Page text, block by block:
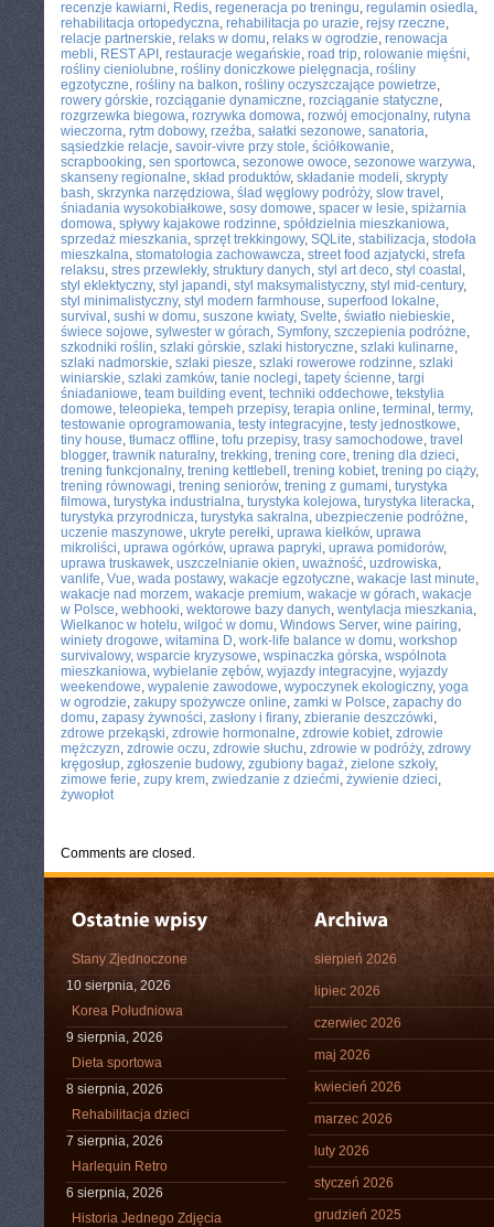
recenzje kawiarni, Redis, regeneracja po treningu, regulamin osiedla,
rehabilitacja ortopedyczna, rehabilitacja po urazie, rejsy rzeczne,
relacje partnerskie, relaks w domu, relaks w ogrodzie, renowacja
mebli, REST API , restauracje wegańskie, road trip, rolowanie mięśni,
rośliny cieniolubne, rośliny doniczkowe pielęgnacja, rośliny
egzotyczne, rośliny na balkon, rośliny oczyszczające powietrze,
rowery górskie, rozciąganie dynamiczne, rozciąganie statyczne,
rozgrzewka biegowa, rozrywka domowa, rozwój emocjonalny, rutyna
wieczorna, rytm dobowy, rzeźba, sałatki sezonowe, sanatoria,
sąsiedzkie relacje, savoir-vivre przy stole, ściółkowanie,
scrapbooking, sen sportowca, sezonowe owoce, sezonowe warzywa,
skanseny regionalne, skład produktów, składanie modeli, skrypty
bash, skrzynka narzędziowa, ślad węglowy podróży, slow travel ,
śniadania wysokobiałkowe, sosy domowe, spacer w lesie, spiżarnia
domowa, spływy kajakowe rodzinne, spółdzielnia mieszkaniowa,
sprzedaż mieszkania, sprzęt trekkingowy, SQLite, stabilizacja, stodoła
mieszkalna, stomatologia zachowawcza, street food azjatycki, strefa
relaksu, stres przewlekły, struktury danych, styl art deco, styl coastal ,
styl eklektyczny, styl japandi, styl maksymalistyczny, styl mid-century,
styl minimalistyczny, styl modern farmhouse, superfood lokalne,
survival , sushi w domu, suszone kwiaty, Svelte, światło niebieskie,
świece sojowe, sylwester w górach, Symfony, szczepienia podróżne,
szkodniki roślin, szlaki górskie, szlaki historyczne, szlaki kulinarne,
szlaki nadmorskie, szlaki piesze, szlaki rowerowe rodzinne, szlaki
winiarskie, szlaki zamków, tanie noclegi, tapety ścienne, targi
śniadaniowe, team building event, techniki oddechowe, tekstylia
domowe, teleopieka, tempeh przepisy, terapia online, terminal , termy,
testowanie oprogramowania, testy integracyjne, testy jednostkowe,
tiny house, tłumacz offline, tofu przepisy, trasy samochodowe, travel
blogger, trawnik naturalny, trekking, trening core, trening dla dzieci,
trening funkcjonalny, trening kettlebell , trening kobiet, trening po ciąży,
trening równowagi, trening seniorów, trening z gumami, turystyka
filmowa, turystyka industrialna, turystyka kolejowa, turystyka literacka,
turystyka przyrodnicza, turystyka sakralna, ubezpieczenie podróżne,
uczenie maszynowe, ukryte perełki, uprawa kiełków, uprawa
mikroliści, uprawa ogórków, uprawa papryki, uprawa pomidorów,
uprawa truskawek, uszczelnianie okien, uważność, uzdrowiska,
vanlife, Vue, wada postawy, wakacje egzotyczne, wakacje last minute,
wakacje nad morzem, wakacje premium, wakacje w górach, wakacje
w Polsce, webhooki, wektorowe bazy danych, wentylacja mieszkania,
Wielkanoc w hotelu, wilgoć w domu, Windows Server, wine pairing,
winiety drogowe, witamina D, work-life balance w domu, workshop
survivalowy, wsparcie kryzysowe, wspinaczka górska, wspólnota
mieszkaniowa, wybielanie zębów, wyjazdy integracyjne, wyjazdy
weekendowe, wypalenie zawodowe, wypoczynek ekologiczny, yoga
w ogrodzie, zakupy spożywcze online, zamki w Polsce, zapachy do
domu, zapasy żywności, zasłony i firany, zbieranie deszczówki,
zdrowe przekąski, zdrowie hormonalne, zdrowie kobiet, zdrowie
mężczyzn, zdrowie oczu, zdrowie słuchu, zdrowie w podróży, zdrowy
kręgosłup, zgłoszenie budowy, zgubiony bagaż, zielone szkoły,
zimowe ferie, zupy krem, zwiedzanie z dziećmi, żywienie dzieci,
żywopłot
Comments are closed.
Stany Zjednoczone
10 sierpnia, 2026
Korea Południowa
9 sierpnia, 2026
Dieta sportowa
8 sierpnia, 2026
Rehabilitacja dzieci
7 sierpnia, 2026
Harlequin Retro
6 sierpnia, 2026
Historia Jednego Zdjęcia
sierpień 2026
lipiec 2026
czerwiec 2026
maj 2026
kwiecień 2026
marzec 2026
luty 2026
styczeń 2026
grudzień 2025